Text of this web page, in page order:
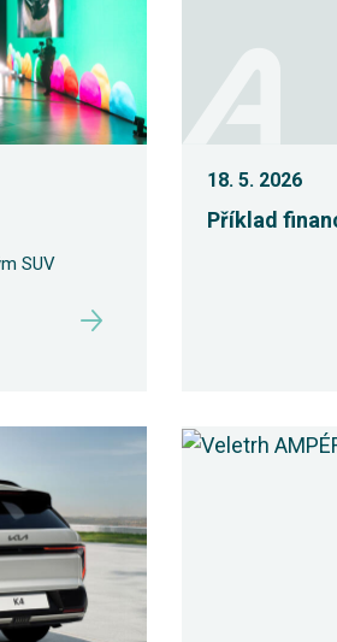
SUV
18. 5. 2026
Příklad